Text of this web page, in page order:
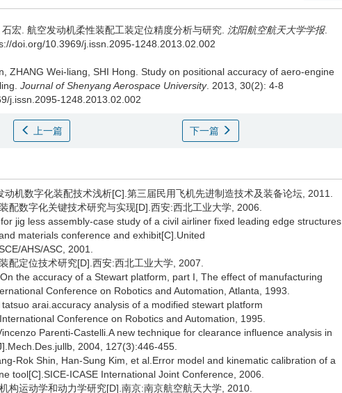
宏. 航空发动机柔性装配工装定位精度分析与研究. 沈阳航空航天大学学报.
doi.org/10.3969/j.issn.2095-1248.2013.02.002
ZHANG Wei-liang, SHI Hong. Study on positional accuracy of aero-engine
Journal of Shenyang Aerospace University. 2013, 30(2): 4-8
j.issn.2095-1248.2013.02.002
上一篇 下一篇
动机数字化装配技术浅析[C].第三届民用飞机先进制造技术及装备论坛, 2011.
配数字化关键技术研究与实现[D].西安:西北工业大学, 2006.
jig less assembly-case study of a civil airliner fixed leading edge structures,
materials conference and exhibit[C].United
AHS/ASC, 2001.
配定位技术研究[D].西安:西北工业大学, 2007.
the accuracy of a Stewart platform, part I, The effect of manufacturing
Conference on Robotics and Automation, Atlanta, 1993.
arai.accuracy analysis of a modified stewart platform
Conference on Robotics and Automation, 1995.
Parenti-Castelli.A new technique for clearance influence analysis in
2004, 127(3):446-455.
Rok Shin, Han-Sung Kim, et al.Error model and kinematic calibration of a
tool[C].SICE-ICASE International Joint Conference, 2006.
构运动学和动力学研究[D].南京:南京航空航天大学, 2010.